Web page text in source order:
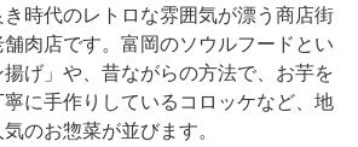
時代のレトロな雰囲気が漂う商店街
肉店です。富岡のソウルフードとい
げ」や、昔ながらの方法で、お芋を
に手作りしているコロッケなど、地
のお惣菜が並びます。